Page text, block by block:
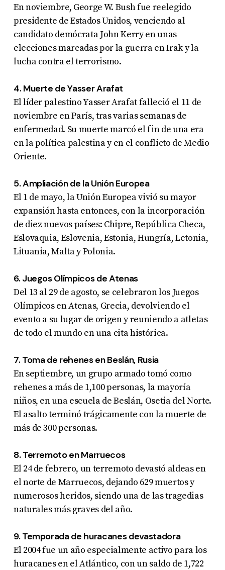
En noviembre, George W. Bush fue reelegido
presidente de Estados Unidos, venciendo al
candidato demócrata John Kerry en unas
elecciones marcadas por la guerra en Irak y la
lucha contra el terrorismo.
4. Muerte de Yasser Arafat
El líder palestino Yasser Arafat falleció el 11 de
noviembre en París, tras varias semanas de
enfermedad. Su muerte marcó el fin de una era
en la política palestina y en el conflicto de Medio
Oriente.
5. Ampliación de la Unión Europea
El 1 de mayo, la Unión Europea vivió su mayor
expansión hasta entonces, con la incorporación
de diez nuevos países: Chipre, República Checa,
Eslovaquia, Eslovenia, Estonia, Hungría, Letonia,
Lituania, Malta y Polonia.
6. Juegos Olímpicos de Atenas
Del 13 al 29 de agosto, se celebraron los Juegos
Olímpicos en Atenas, Grecia, devolviendo el
evento a su lugar de origen y reuniendo a atletas
de todo el mundo en una cita histórica.
7. Toma de rehenes en Beslán, Rusia
En septiembre, un grupo armado tomó como
rehenes a más de 1,100 personas, la mayoría
niños, en una escuela de Beslán, Osetia del Norte.
El asalto terminó trágicamente con la muerte de
más de 300 personas.
8. Terremoto en Marruecos
El 24 de febrero, un terremoto devastó aldeas en
el norte de Marruecos, dejando 629 muertos y
numerosos heridos, siendo una de las tragedias
naturales más graves del año.
9. Temporada de huracanes devastadora
El 2004 fue un año especialmente activo para los
huracanes en el Atlántico, con un saldo de 1,722